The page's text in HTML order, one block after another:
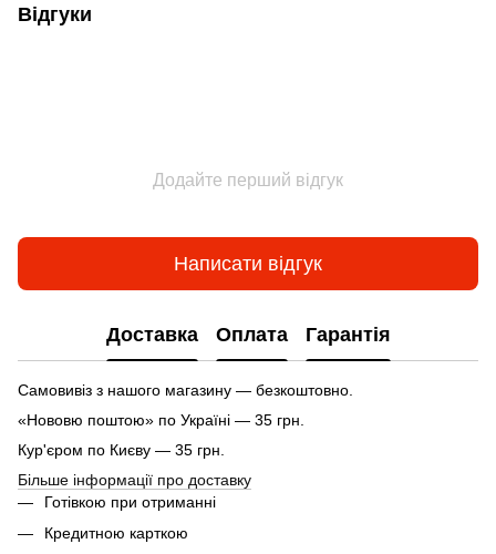
Відгуки
Додайте перший відгук
Написати відгук
Доставка Оплата Гарантія
Самовивіз з нашого магазину — безкоштовно.
«Нововю поштою» по Україні — 35 грн.
Кур'єром по Києву — 35 грн.
Більше інформації про доставку
Готівкою при отриманні
Кредитною карткою